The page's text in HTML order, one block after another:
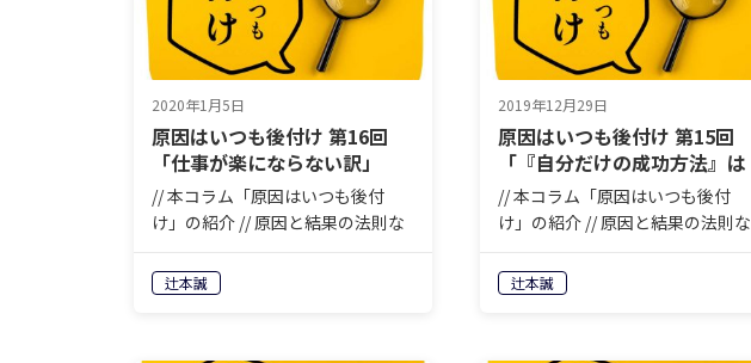
2020年1月5日
原因はいつも後付け 第16回
「仕事が楽にならない訳」
// 本コラム「原因はいつも後付
け」の紹介 // 原因と結果の法則な
れば誰も苦労はしません。人生も
商売もまずやってみて、結果が出
辻本誠
2019年12月29日
原因はいつも後付け 第15回
「『自分だけの成功方法』は
どこに？」
// 本コラム「原因はいつも後付
け」の紹介 // 原因と結果の法則な
れば誰も苦労はしません。人生も
商売もまずやってみて、結果が出
辻本誠